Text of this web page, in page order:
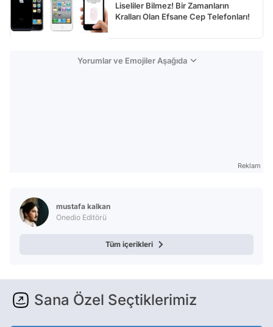
Liseliler Bilmez! Bir Zamanların
Kralları Olan Efsane Cep Telefonları!
Yorumlar ve Emojiler Aşağıda
Reklam
mustafa kalkan
Onedio Editörü
Tüm içerikleri
Sana Özel Seçtiklerimiz